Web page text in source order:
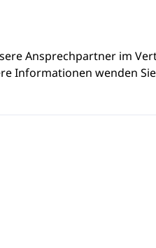
Ansprechpartner im
Informationen wenden